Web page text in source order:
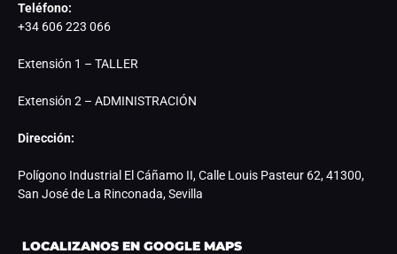
Teléfono:
+34 606 223 066
Extensión 1 – TALLER
Extensión 2 – ADMINISTRACIÓN
Dirección:
Polígono Industrial El Cáñamo II, Calle Louis Pasteur 62, 41300,
San José de La Rinconada, Sevilla
LOCALIZANOS EN GOOGLE MAPS